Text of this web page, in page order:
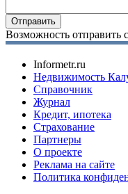
Возможность отправить
Informetr.ru
Недвижимость
Справочник
Журнал
Кредит, ипотека
Страхование
Партнеры
O проекте
Реклама на сайте
Политика